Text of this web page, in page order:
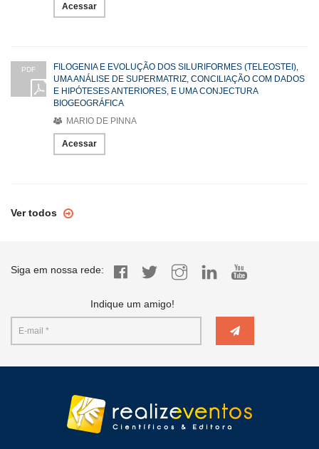
Acessar
PDF
FILOGENIA E EVOLUÇÃO DOS SILURIFORMES (TELEOSTEI),
UMA ANÁLISE DE SUPERMATRIZ, CONCILIAÇÃO COM DADOS
E HIPÓTESES ANTERIORES, E UMA CONJECTURA
BIOGEOGRÁFICA
MARIO DE PINNA
Acessar
Ver todos
Siga em nossa rede:
Indique um amigo!